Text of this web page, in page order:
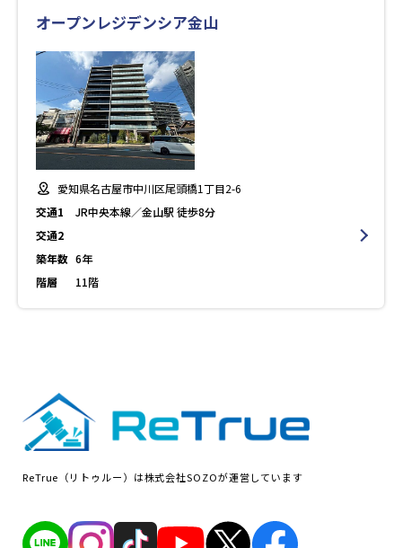
オープンレジデンシア金山
愛知県名古屋市中川区尾頭橋1丁目2-6
交通1
JR中央本線／金山駅 徒歩8分
交通2
築年数 6年
階層
11階
ReTrue（リトゥルー）は株式会社SOZOが運営しています